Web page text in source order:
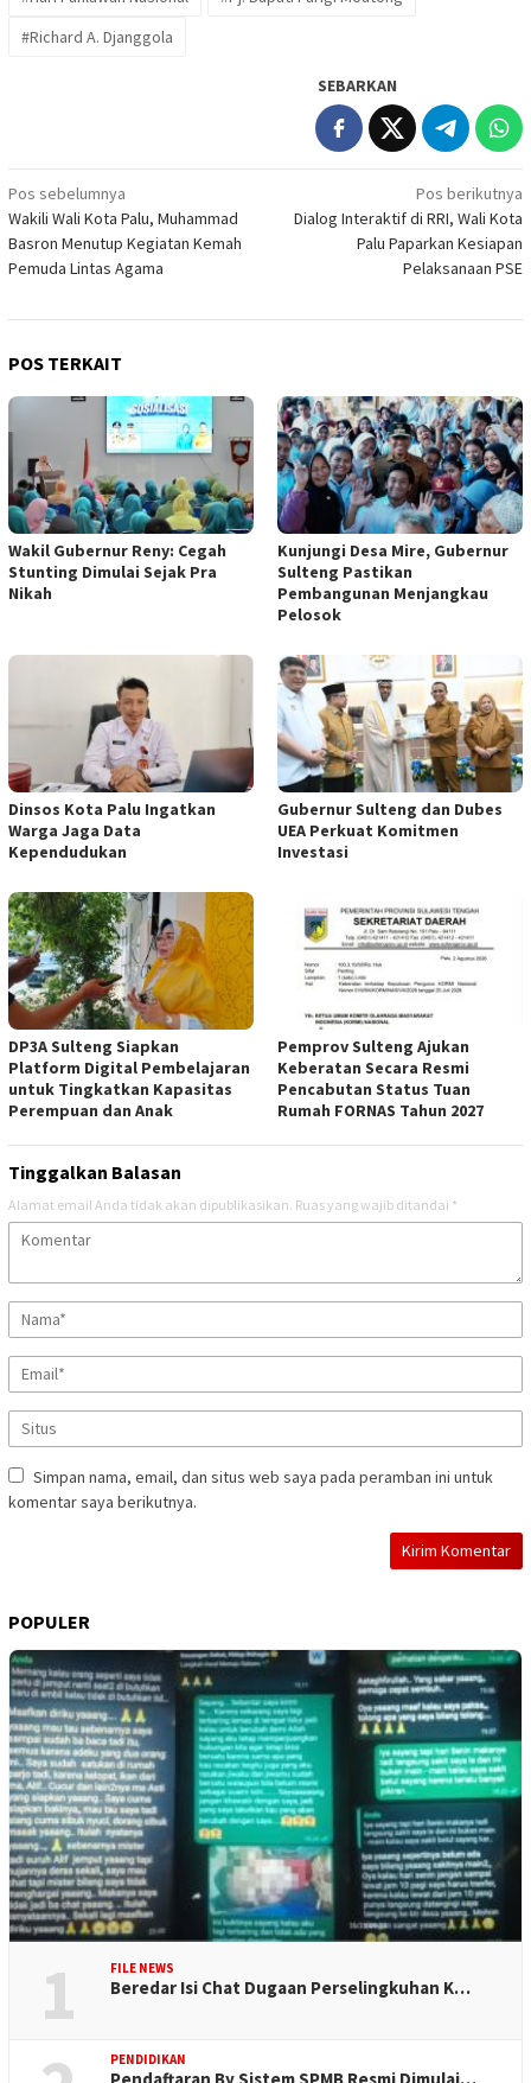
#Richard A. Djanggola
SEBARKAN
Navigasi
pos
Pos sebelumnya
Wakili Wali Kota Palu, Muhammad
Basron Menutup Kegiatan Kemah
Pemuda Lintas Agama
Pos berikutnya
Dialog Interaktif di RRI, Wali Kota
Palu Paparkan Kesiapan
Pelaksanaan PSE
POS TERKAIT
Wakil Gubernur Reny: Cegah
Stunting Dimulai Sejak Pra
Nikah
Kunjungi Desa Mire, Gubernur
Sulteng Pastikan
Pembangunan Menjangkau
Pelosok
Dinsos Kota Palu Ingatkan
Warga Jaga Data
Kependudukan
Gubernur Sulteng dan Dubes
UEA Perkuat Komitmen
Investasi
DP3A Sulteng Siapkan
Platform Digital Pembelajaran
untuk Tingkatkan Kapasitas
Perempuan dan Anak
Pemprov Sulteng Ajukan
Keberatan Secara Resmi
Pencabutan Status Tuan
Rumah FORNAS Tahun 2027
Tinggalkan Balasan
Alamat email Anda tidak akan dipublikasikan. Ruas yang wajib ditandai *
Simpan nama, email, dan situs web saya pada peramban ini untuk
komentar saya berikutnya.
POPULER
1 FILE NEWS
Beredar Isi Chat Dugaan Perselingkuhan K…
PENDIDIKAN